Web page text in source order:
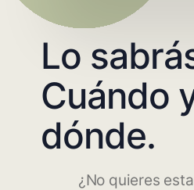
Lo
Cuándo
dónde.
¿No quieres